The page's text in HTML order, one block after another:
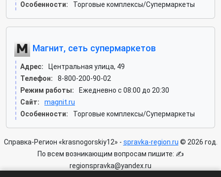
Особенности:
Торговые комплексы/Супермаркеты
Магнит, сеть супермаркетов
Адрес:
Центральная улица, 49
Телефон:
8-800-200-90-02
Режим работы:
Ежедневно с 08:00 до 20:30
Сайт:
magnit.ru
Особенности:
Торговые комплексы/Супермаркеты
Справка-Регион «krasnogorskiy12» - spravka-region.ru © 2026 год.
По всем возникающим вопросам пишите: ✍
regionspravka@yandex.ru